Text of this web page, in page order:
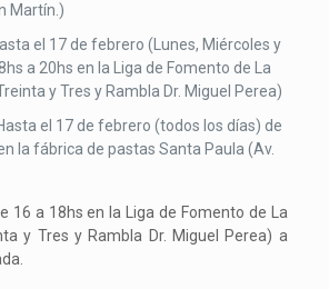
Martín.)
el 17 de febrero (Lunes, Miércoles y
a 20hs en la Liga de Fomento de La
y Tres y Rambla Dr. Miguel Perea)
el 17 de febrero (todos los días) de
la fábrica de pastas Santa Paula (Av.
16 a 18hs en la Liga de Fomento de La
y Tres y Rambla Dr. Miguel Perea)​ a